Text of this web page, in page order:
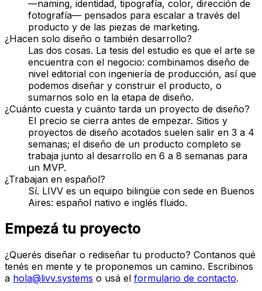
—naming, identidad, tipografía, color, dirección de
fotografía— pensados para escalar a través del
producto y de las piezas de marketing.
¿Hacen solo diseño o también desarrollo?
Las dos cosas. La tesis del estudio es que el arte se
encuentra con el negocio: combinamos diseño de
nivel editorial con ingeniería de producción, así que
podemos diseñar y construir el producto, o
sumarnos solo en la etapa de diseño.
¿Cuánto cuesta y cuánto tarda un proyecto de diseño?
El precio se cierra antes de empezar. Sitios y
proyectos de diseño acotados suelen salir en 3 a 4
semanas; el diseño de un producto completo se
trabaja junto al desarrollo en 6 a 8 semanas para
un MVP.
¿Trabajan en español?
Sí. LIVV es un equipo bilingüe con sede en Buenos
Aires: español nativo e inglés fluido.
Empezá tu proyecto
¿Querés diseñar o rediseñar tu producto? Contanos qué
tenés en mente y te proponemos un camino. Escribinos
a hola@livv.systems o usá el formulario de contacto.